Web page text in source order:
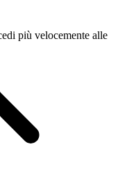
più velocemente alle